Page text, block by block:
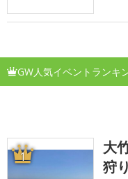
GW人気イベントランキ
1
大
狩